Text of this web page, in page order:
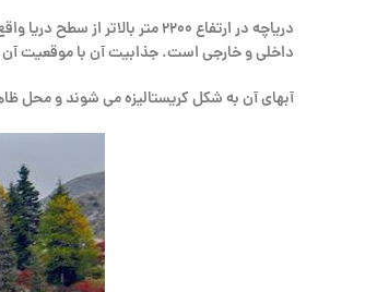
دریاچه در ارتفاع ۲۲۰۰
داخلی و خارجی است. جذابیت آن با موقعیت
آبهای آن به شکل کریستالیزه می شوند و محل